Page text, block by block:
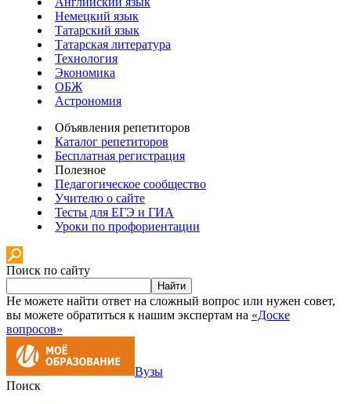
Немецкий язык
Татарский язык
Татарская литература
Технология
Экономика
ОБЖ
Астрономия
Объявления репетиторов
Каталог репетиторов
Бесплатная регистрация
Полезное
Педагогическое сообщество
Учителю о сайте
Тесты для ЕГЭ и ГИА
Уроки по профориентации
Поиск по сайту
Найти
Не можете найти ответ на сложный вопрос или нужен совет,
вы можете обратиться к нашим экспертам на «Доске
вопросов»
Вузы
Поиск